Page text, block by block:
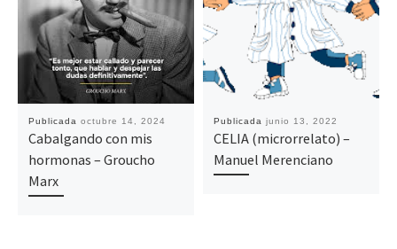
Publicada octubre 14, 2024
Cabalgando con mis
hormonas – Groucho
Marx
Publicada junio 13, 2022
CELIA (microrrelato) –
Manuel Merenciano